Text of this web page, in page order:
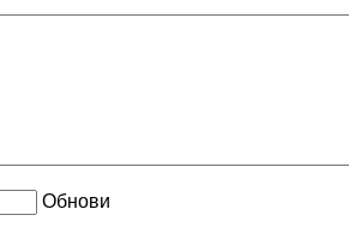
Обнови